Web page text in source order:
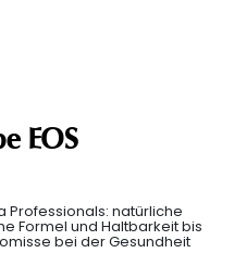
EOS
Professionals: natürliche
Formel und Haltbarkeit bis
bei der Gesundheit